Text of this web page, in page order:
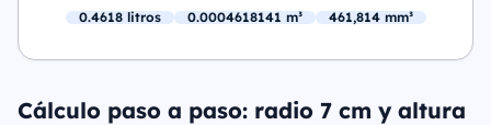
0.4618 litros 0.0004618141 m³ 461,814 mm³
Cálculo paso a paso: radio 7 cm y altura